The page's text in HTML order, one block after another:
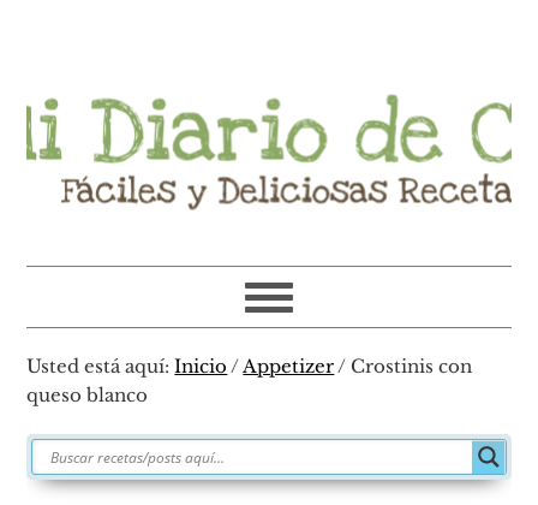
principal
principal
barra
lateral
primaria
de
página
Usted está aquí:Inicio /Appetizer/ Crostinis con
queso blanco